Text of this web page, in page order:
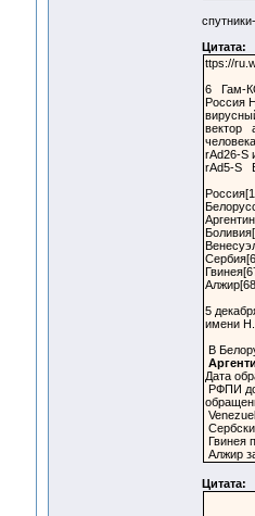
Цитата:
ttps://
6 Гам-
Россия
вектор
человека
rAd26-S
rAd5-S
5
имени Н.
В
Дата
РФПИ
Гвинея
Алжир
Цитата: